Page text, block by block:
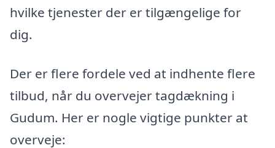
hvilke tjenester der er tilgængelige for
dig.
Der er flere fordele ved at indhente flere
tilbud, når du overvejer tagdækning i
Gudum. Her er nogle vigtige punkter at
overveje: